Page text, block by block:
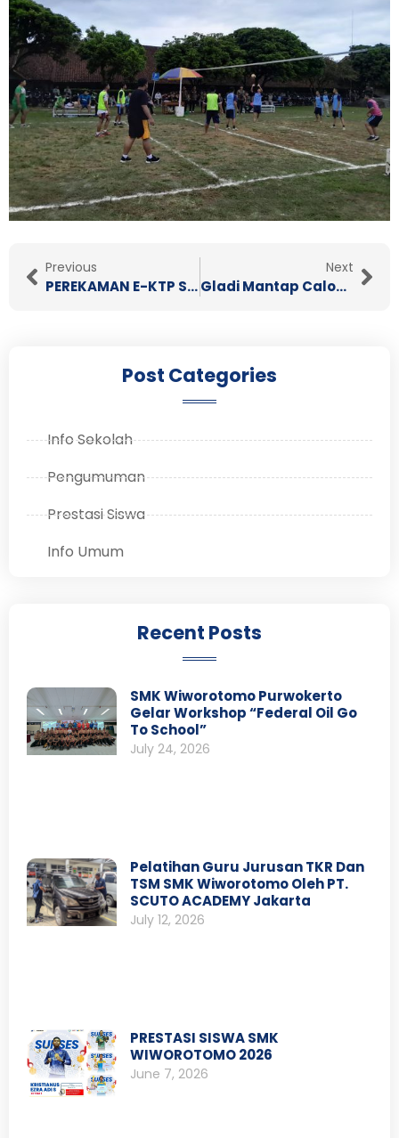
Prev
Previous
PEREKAMAN E-KTP SMK Wiworotomo Purwokerto
Next
Gladi Mantap Calon Dewan Ambalan, Ambalan Patih Gadjah Mada & Dewi Sartika S …
Post Categories
Info Sekolah
Pengumuman
Prestasi Siswa
Info Umum
Recent Posts
SMK Wiworotomo Purwokerto
Gelar Workshop “Federal Oil Go
To School”
July 24, 2026
Pelatihan Guru Jurusan TKR Dan
TSM SMK Wiworotomo Oleh PT.
SCUTO ACADEMY Jakarta
July 12, 2026
PRESTASI SISWA SMK
WIWOROTOMO 2026
June 7, 2026